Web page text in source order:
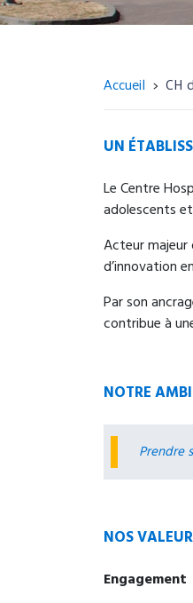
Accueil CH
UN
Le Centre
adolescents
Acteur majeur
d’innovation
Par son
contribue à
NOTRE
Prendre
NOS
Engagement